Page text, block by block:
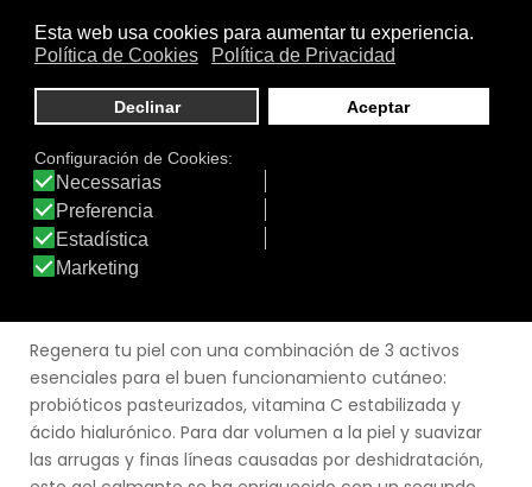
Tamaño:50 ml.
Marca:SVR
Línea:Biotic
Regenera tu piel con una combinación de 3 activos
esenciales para el buen funcionamiento cutáneo:
probióticos pasteurizados, vitamina C estabilizada y
ácido hialurónico. Para dar volumen a la piel y suavizar
las arrugas y finas líneas causadas por deshidratación,